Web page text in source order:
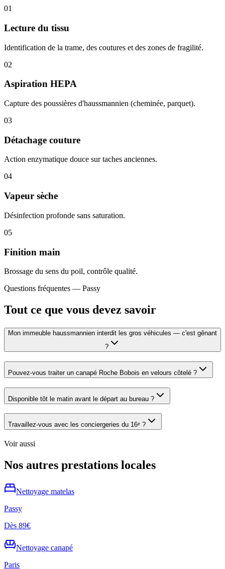
01
Lecture du tissu
Identification de la trame, des coutures et des zones de fragilité.
02
Aspiration HEPA
Capture des poussières d'haussmannien (cheminée, parquet).
03
Détachage couture
Action enzymatique douce sur taches anciennes.
04
Vapeur sèche
Désinfection profonde sans saturation.
05
Finition main
Brossage du sens du poil, contrôle qualité.
Questions fréquentes — Passy
Tout ce que vous devez savoir
Mon immeuble haussmannien interdit les gros véhicules — c'est gênant
?
Pouvez-vous traiter un canapé Roche Bobois en velours côtelé ?
Disponible tôt le matin avant le départ au bureau ?
Travaillez-vous avec les conciergeries du 16ᵉ ?
Voir aussi
Nos autres prestations locales
Nettoyage matelas
Passy
Dès 89€
Nettoyage canapé
Paris